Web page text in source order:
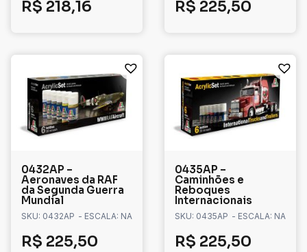
R$ 218,16 R$ 225,50
0432AP –
Aeronaves da RAF
da Segunda Guerra
Mundial
SKU: 0432AP - ESCALA: NA
R$ 225,50
0435AP –
Caminhões e
Reboques
Internacionais
SKU: 0435AP - ESCALA: NA
R$ 225,50